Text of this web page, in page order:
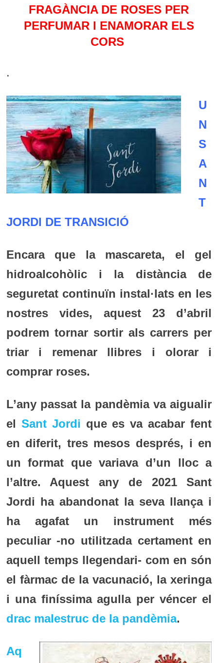
FRAGÀNCIA DE ROSES PER
PERFUMAR I ENAMORAR ELS
CORS
.
U
N
S
A
N
T
JORDI DE TRANSICIÓ
Encara que la mascareta, el gel
hidroalcohòlic i la distància de
seguretat continuïn instal·lats en les
nostres vides, aquest 23 d’abril
podrem tornar sortir als carrers per
triar i remenar llibres i olorar i
comprar roses.
L’any passat la pandèmia va aigualir
el Sant Jordi que es va acabar fent
en diferit, tres mesos després, i en
un format que variava d’un lloc a
l’altre. Aquest any de 2021 Sant
Jordi ha abandonat la seva llança i
ha agafat un instrument més
peculiar -no utilitzada certament en
aquell temps llegendari- com en són
el fàrmac de la vacunació, la xeringa
i una finíssima agulla per véncer el
drac malestruc de la pandèmia.
Aq